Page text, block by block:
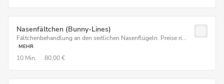
Nasenfältchen (Bunny-Lines)
Fältchenbehandlung an den seitlichen Nasenflügeln. Preise ri...
MEHR
10 Min. 80,00 €